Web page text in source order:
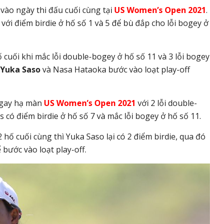
ngày thi đấu cuối cùng tại US Women’s Open 2021.
điểm birdie ở hố số 1 và 5 để bù đắp cho lỗi bogey ở
khi mắc lỗi double-bogey ở hố số 11 và 3 lỗi bogey
Yuka Sasovà Nasa Hataoka bước vào loạt play-off
hạ màn US Women’s Open 2021 với 2 lỗi double-
điểm birdie ở hố số 7 và mắc lỗi bogey ở hố số 11.
cuối cùng thì Yuka Saso lại có 2 điểm birdie, qua đó
vào loạt play-off.